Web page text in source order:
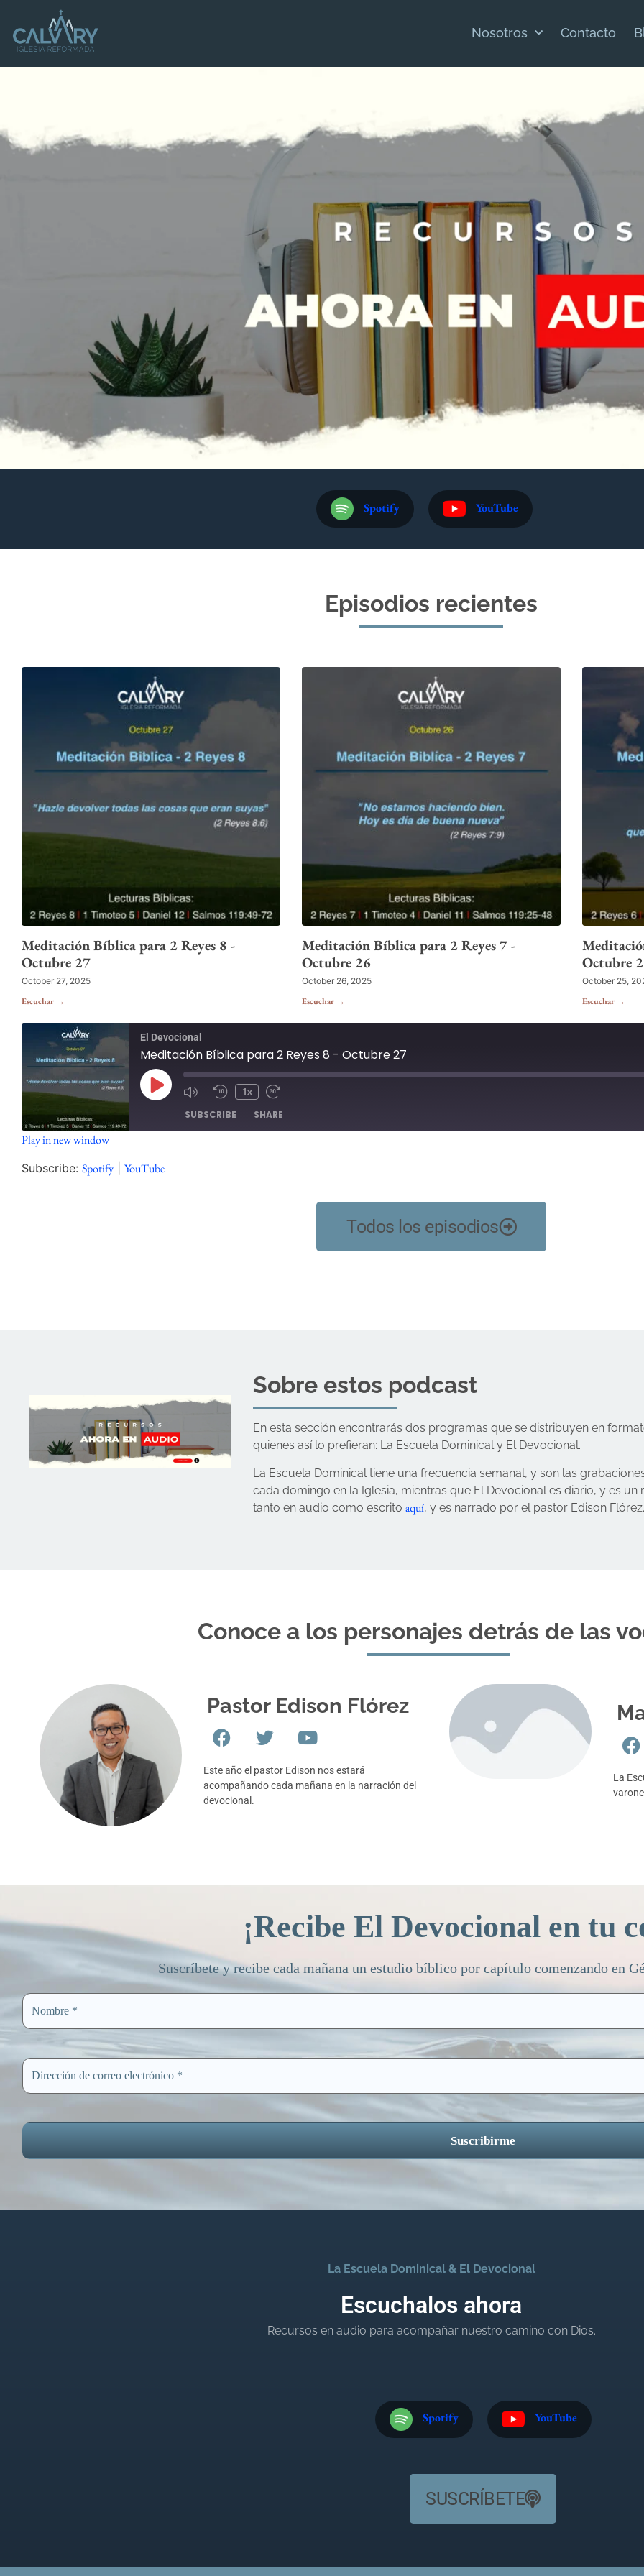
Nosotros Contacto
Spotify YouTube
Episodios recientes
Meditación Bíblica para 2 Reyes 8 -
Octubre 27
October 27, 2025
Escuchar →
Meditación Bíblica para 2 Reyes 7 -
Octubre 26
October 26, 2025
Escuchar →
Octubre
October 25,
Escuchar →
El Devocional
Meditación Bíblica para 2 Reyes 8 - Octubre 27
1x
SUBSCRIBE SHARE
SHARE
Play in new window
Subscribe: Spotify YouTube
Todos los episodios
Sobre estos podcast
En esta sección encontrarás dos programas que se distribuyen en
quienes así lo prefieran: La Escuela Dominical y El Devocional.
La Escuela Dominical tiene una frecuencia semanal, y son las
cada domingo en la Iglesia, mientras que El Devocional es diario, y es
tanto en audio como escrito aquí, y es narrado por el pastor Edison Flórez.
Conoce a los personajes detrás de las
Pastor Edison Flórez
Este año el pastor Edison nos estará
acompañando cada mañana en la narración del
devocional.
La
¡Recibe El Devocional en tu
Suscríbete y recibe cada mañana un estudio bíblico por capítulo comenzando en
La Escuela Dominical & El Devocional
Escuchalos ahora
Recursos en audio para acompañar nuestro camino con Dios.
Spotify YouTube
SUSCRÍBETE